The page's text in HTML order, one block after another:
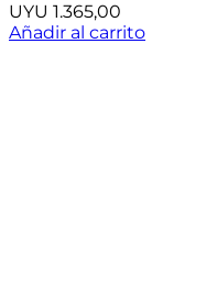
UYU 1.365,00
Añadir al carrito